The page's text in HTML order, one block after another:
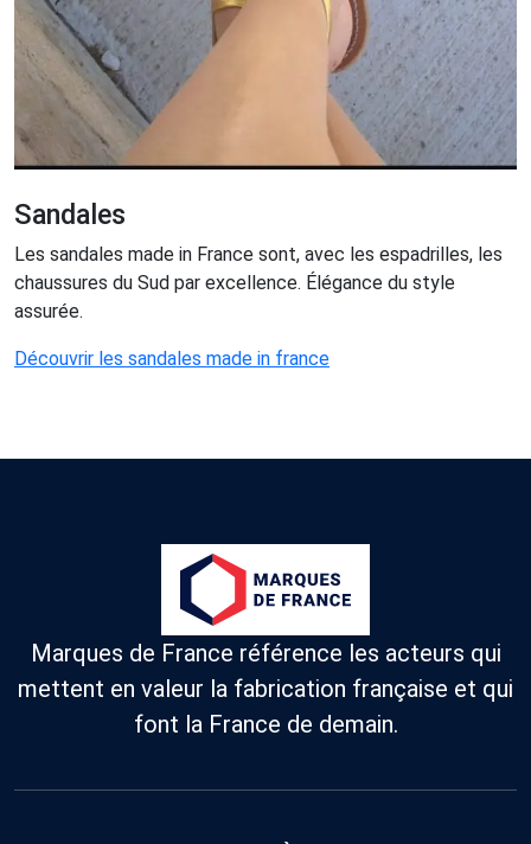
Sandales
Les sandales made in France sont, avec les espadrilles, les
chaussures du Sud par excellence. Élégance du style
assurée.
Découvrir les sandales made in france
Marques de France référence les acteurs qui
mettent en valeur la fabrication française et qui
font la France de demain.